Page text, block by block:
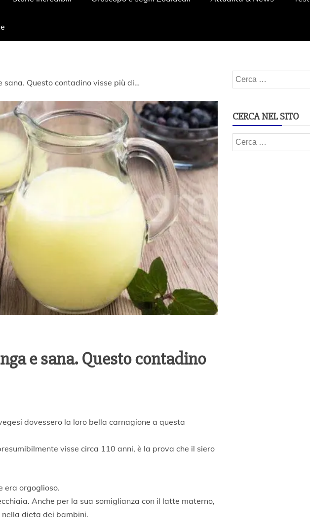
sana. Questo contadino visse più di…
e sana. Questo contadino
dovessero la loro bella carnagione a questa
visse circa 110 anni, è la prova che il siero
era orgoglioso.
Anche per la sua somiglianza con il latte materno,
dieta dei bambini.
Ricerca
per:
CERCA NEL SITO
Ricerca
per: